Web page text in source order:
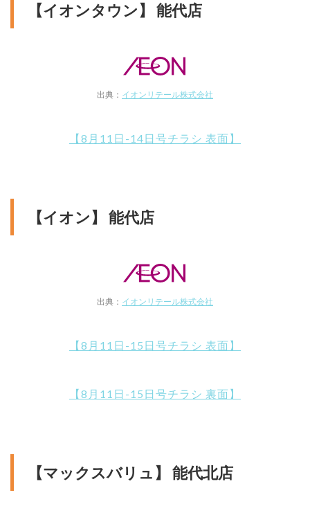
【イオンタウン】 能代店
出典： イオンリテール株式会社
【8月11日-14日号チラシ 表面】
【イオン】 能代店
出典： イオンリテール株式会社
【8月11日-15日号チラシ 表面】
【8月11日-15日号チラシ 裏面】
【マックスバリュ】 能代北店